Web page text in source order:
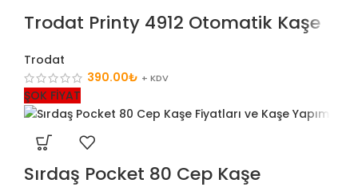
Trodat Printy 4912 Otomatik Kaşe
Trodat
390.00₺ + KDV
ŞOK FİYAT
Sırdaş Pocket 80 Cep Kaşe